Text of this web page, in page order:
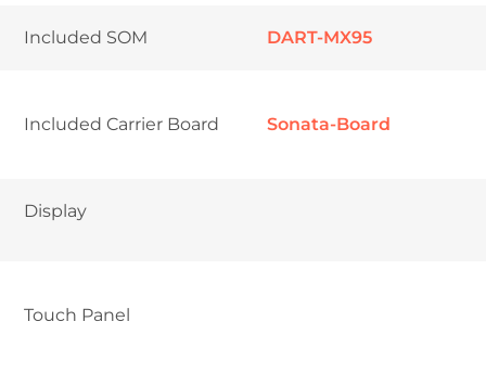
Included SOM DART-MX95
Included Carrier Board Sonata-Board
Display
Touch Panel